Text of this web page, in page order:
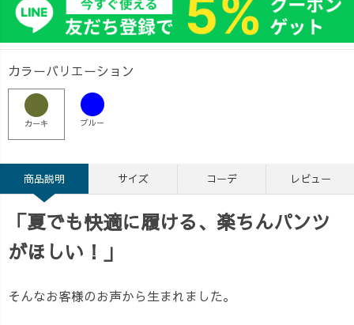
カラーバリエーション
カーキ ブルー
商品説明 サイズ コーデ レビュー
「夏でも快適に履ける、楽ちんパンツ
がほしい！」
そんなお客様のお声から生まれました。